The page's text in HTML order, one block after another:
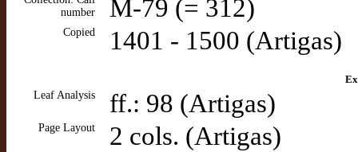
number
M-79 (= 312)
Copied 1401 - 1500 (Artigas)
Leaf Analysis
ff.: 98 (Artigas)
Page Layout 2 cols. (Artigas)